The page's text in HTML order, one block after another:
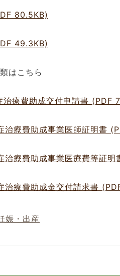
80.5KB)
49.3KB)
はこちら
治療費助成交付申請書 (PDF
治療費助成事業医師証明書
治療費助成事業医療費等証
治療費助成金交付請求書
娠・出産